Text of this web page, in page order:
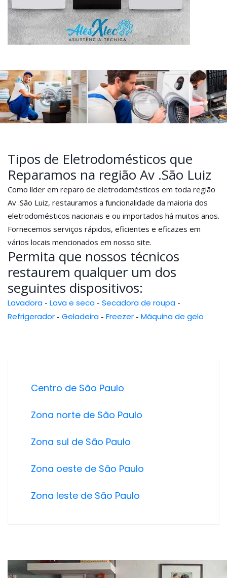
Tipos de Eletrodomésticos que
Reparamos na região Av .São Luiz
Como líder em reparo de eletrodomésticos em toda região
Av .São Luiz, restauramos a funcionalidade da maioria dos
eletrodomésticos nacionais e ou importados há muitos anos.
Fornecemos serviços rápidos, eficientes e eficazes em
vários locais mencionados em nosso site.
Permita que nossos técnicos
restaurem qualquer um dos
seguintes dispositivos:
Lavadora - Lava e seca - Secadora de roupa -
Refrigerador - Geladeira - Freezer - Máquina de gelo
Centro de São Paulo
Zona norte de São Paulo
Zona sul de São Paulo
Zona oeste de São Paulo
Zona leste de São Paulo